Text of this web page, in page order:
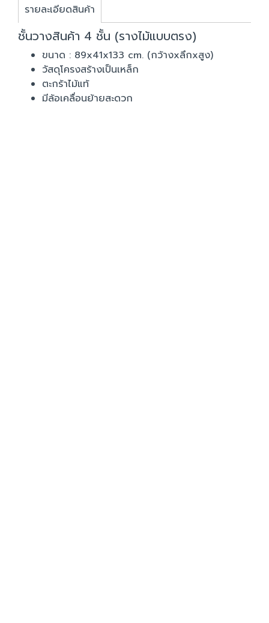
รายละเอียดสินค้า
ชั้นวางสินค้า 4 ชั้น (รางไม้แบบตรง)
ขนาด : 89x41x133 cm. (กว้างxลึกxสูง)
วัสดุโครงสร้างเป็นเหล็ก
ตะกร้าไม้แท้
มีล้อเคลื่อนย้ายสะดวก